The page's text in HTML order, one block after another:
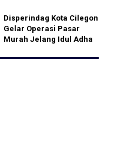
Disperindag Kota Cilegon
Gelar Operasi Pasar
Murah Jelang Idul Adha